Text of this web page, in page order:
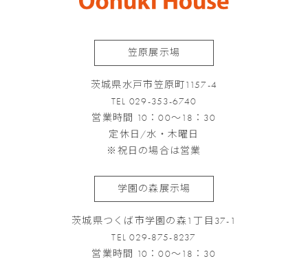
笠原展示場
茨城県水戸市笠原町1157-4
TEL 029-353-6740
営業時間 10：00～18：30
定休日/水・木曜日
※祝日の場合は営業
学園の森展示場
茨城県つくば市学園の森1丁目37-1
TEL 029-875-8237
営業時間 10：00～18：30